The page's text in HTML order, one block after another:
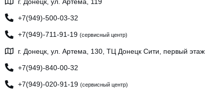
+7(949)-500-03-32
+7(949)-711-91-19(сервисный центр)
г. Донецк, ул. Артема, 130, ТЦ Донецк Сити, первый этаж
+7(949)-840-00-32
+7(949)-020-91-19(сервисный центр)